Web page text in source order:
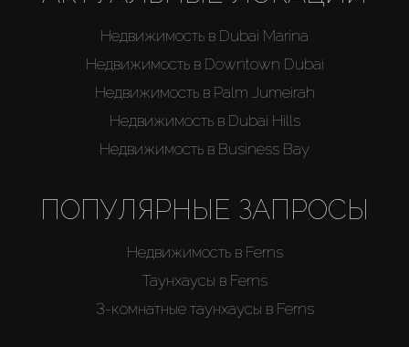
Недвижимость в Dubai Marina
Недвижимость в Downtown Dubai
Недвижимость в Palm Jumeirah
Недвижимость в Dubai Hills
Недвижимость в Business Bay
ПОПУЛЯРНЫЕ ЗАПРОСЫ
Недвижимость в Ferns
Таунхаусы в Ferns
3-комнатные таунхаусы в Ferns